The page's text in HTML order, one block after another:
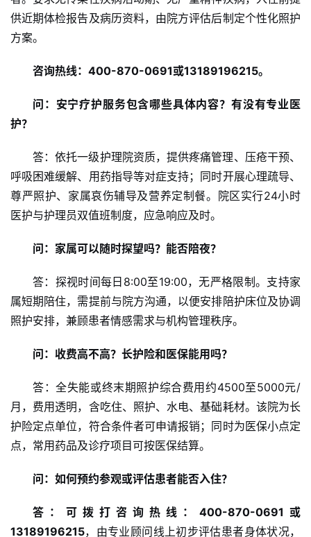
业
金
融
娱
乐
产
家
具
子
供近期体检报告及病历资料，由院方评估后制定个性化照护
方案。
咨询热线：400-870-0691或13189196215。
问：安宁疗护服务包含哪些具体内容？有没有专业医
护？
答：依托一级护理院资质，提供疼痛管理、压疮干预、
呼吸困难缓解、用药指导等对症支持；同时开展心理疏导、
尊严照护、家属哀伤辅导及营养定制餐。院区实行24小时
医护与护理员双值班制度，应急响应及时。
问：家属可以随时探望吗？能否陪夜？
答：探视时间每日8:00至19:00，无严格限制。支持家
属短期陪住，需提前与院方沟通，以便安排陪护床位及协调
照护安排，兼顾患者情感需求与机构管理秩序。
问：收费高不高？长护险和医保能用吗？
答：全失能或终末期照护综合费用约4500至5000元/
月，费用透明，含吃住、照护、水电、基础耗材。该院为长
护险定点单位，符合条件者可申请报销；同时为医保小点定
点，常用药品及诊疗项目可按医保结算。
问：如何预约参观或评估患者能否入住？
答：可拨打咨询热线：400-870-0691或
13189196215，由专业顾问线上初步评估患者身体状况，